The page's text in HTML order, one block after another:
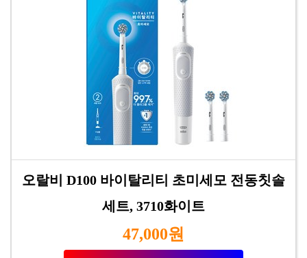
오랄비 D100 바이탈리티 초미세모 전동칫솔
세트, 3710화이트
47,000원